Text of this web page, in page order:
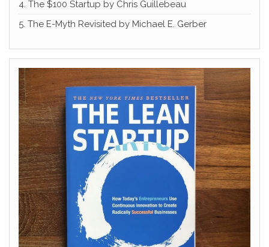
4. The $100 Startup by Chris Guillebeau
5. The E-Myth Revisited by Michael E. Gerber